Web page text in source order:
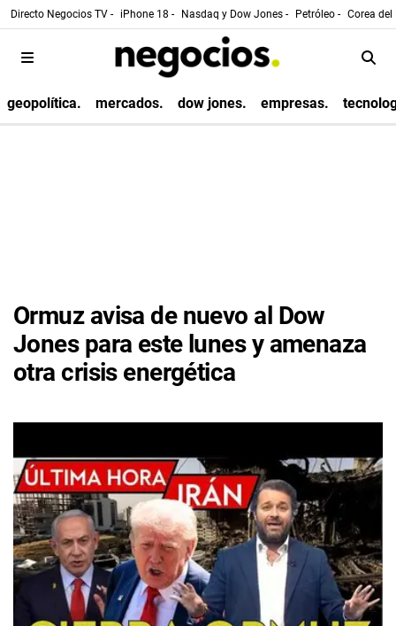
Directo Negocios TV - iPhone 18 - Nasdaq y Dow Jones - Petróleo - Corea
geopolítica. mercados. dow jones. empresas.
Ormuz avisa de nuevo al Dow
Jones para este lunes y amenaza
otra crisis energética